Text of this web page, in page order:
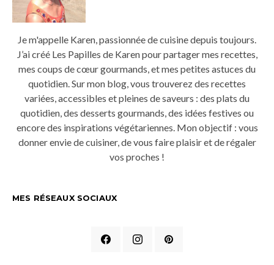
Je m'appelle Karen, passionnée de cuisine depuis toujours.
J’ai créé Les Papilles de Karen pour partager mes recettes,
mes coups de cœur gourmands, et mes petites astuces du
quotidien. Sur mon blog, vous trouverez des recettes
variées, accessibles et pleines de saveurs : des plats du
quotidien, des desserts gourmands, des idées festives ou
encore des inspirations végétariennes. Mon objectif : vous
donner envie de cuisiner, de vous faire plaisir et de régaler
vos proches !
MES RÉSEAUX SOCIAUX